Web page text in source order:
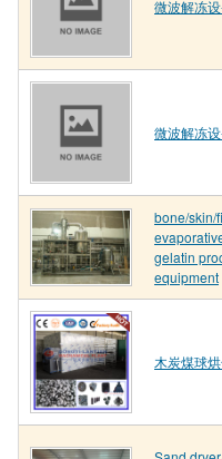
微波解冻
微波解冻
bone/skin/
gelatin
equipment
木炭煤球